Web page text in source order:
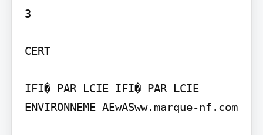
3
CERT
IFI� PAR LCIE IFI� PAR LCIE
ENVIRONNEME AEwASww.marque-nf.com